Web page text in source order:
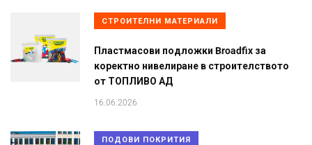
СТРОИТЕЛНИ МАТЕРИАЛИ
Пластмасови подложки Broadfix за
коректно нивелиране в строителството
от ТОПЛИВО АД
16.06.2026
ПОДОВИ ПОКРИТИЯ